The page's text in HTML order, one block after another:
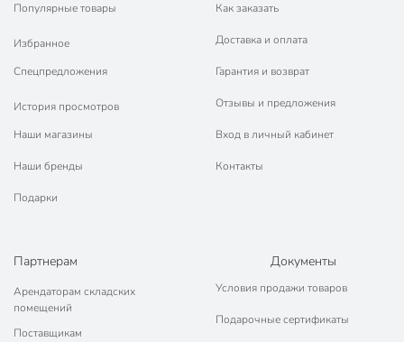
Популярные товары
Избранное
Спецпредложения
История просмотров
Наши магазины
Наши бренды
Подарки
Как заказать
Доставка и оплата
Гарантия и возврат
Отзывы и предложения
Вход в личный кабинет
Контакты
Партнерам
Арендаторам складских
помещений
Поставщикам
Документы
Условия продажи товаров
Подарочные сертификаты